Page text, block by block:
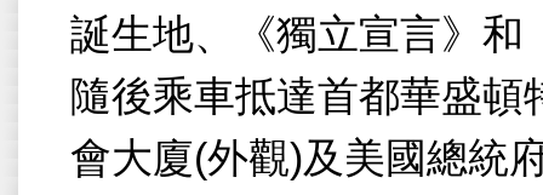
誕生地、《獨立宣言》和
隨後乘車抵達首都華盛
會大廈(外觀)及美國總統